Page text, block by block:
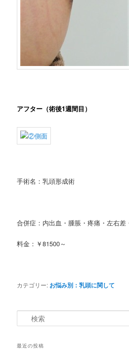
アフター（術後1週間目）
手術名：乳頭形成術
合併症：内出血・腫脹・疼痛・左右差
料金：￥81500～
カテゴリー: お悩み別：乳頭に関して
最近の投稿